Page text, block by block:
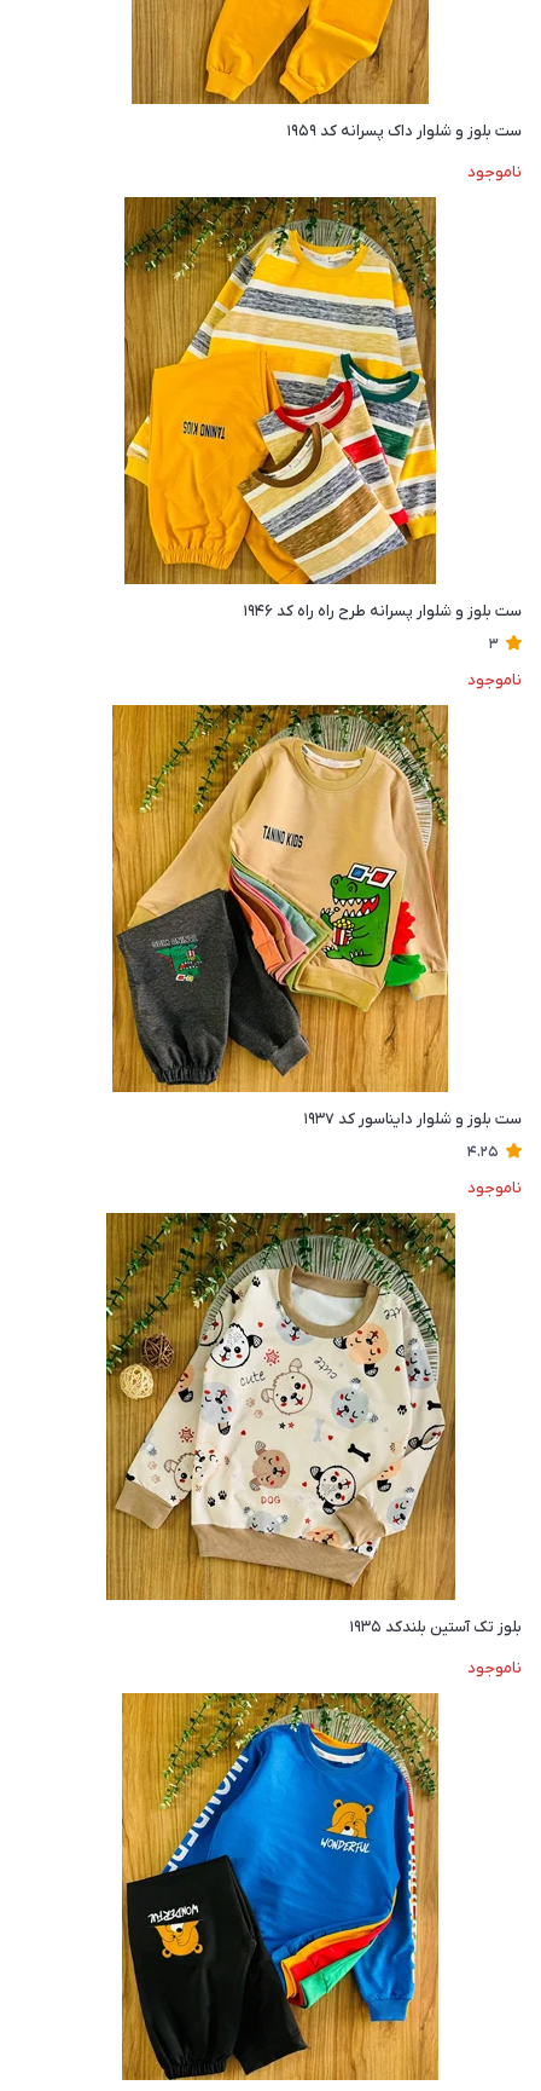
ست بلوز و شلوار داک پسرانه کد ۱۹۵۹
ناموجود
ست بلوز و شلوار پسرانه طرح راه راه کد ۱۹۴۶
3
ناموجود
ست بلوز و شلوار دایناسور کد ۱۹۳۷
4.25
ناموجود
بلوز تک آستین بلندکد ۱۹۳۵
ناموجود